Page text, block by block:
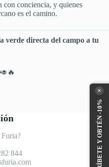
con conciencia, y quienes
es el camino.
verde directa del campo a tu
Furia?
844
×
SUSCRÍBETE Y OBTÉN -10%